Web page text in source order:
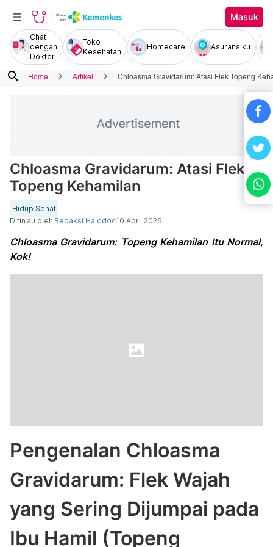
Masuk
Chat
dengan
Dokter
Toko
Kesehatan
Homecare Asuransiku
search Home Artikel Chloasma Gravidarum: Atasi Flek Topeng
Chloasma Gravidarum: Atasi Flek
Topeng Kehamilan
Hidup Sehat
Ditinjau oleh Redaksi Halodoc10 April 2026
Chloasma Gravidarum: Topeng Kehamilan Itu Normal,
Kok!
Pengenalan Chloasma
Gravidarum: Flek Wajah
yang Sering Dijumpai pada
Ibu Hamil (Topeng